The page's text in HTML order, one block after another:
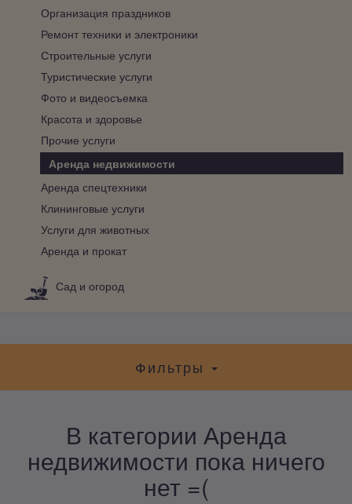
Организация праздников
Ремонт техники и электроники
Строительные услуги
Туристические услуги
Фото и видеосъемка
Красота и здоровье
Прочие услуги
Аренда недвижимости
Аренда спецтехники
Клининговые услуги
Услуги для животных
Аренда и прокат
Сад и огород
Фильтры
В категории Аренда
недвижимости пока ничего
нет =(